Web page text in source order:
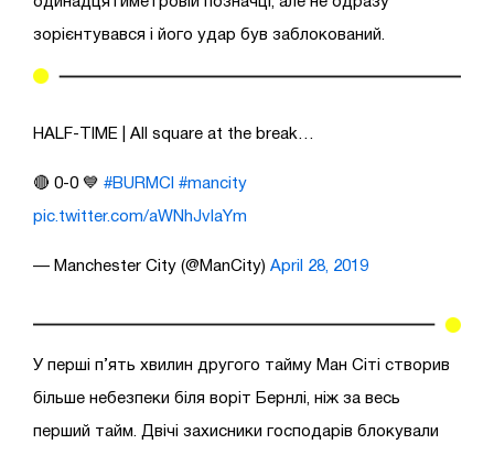
зорієнтувався і його удар був заблокований.
HALF-TIME | All square at the break…
🔴 0-0 💙 #BURMCI #mancity
pic.twitter.com/aWNhJvlaYm
— Manchester City (@ManCity) April 28, 2019
У перші п’ять хвилин другого тайму Ман Сіті створив
більше небезпеки біля воріт Бернлі, ніж за весь
перший тайм. Двічі захисники господарів блокували